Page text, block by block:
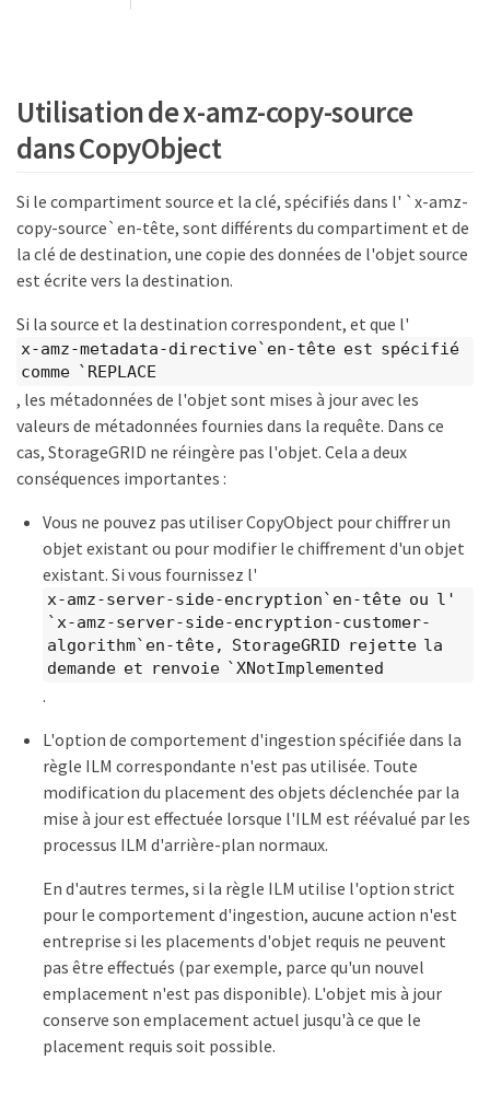
Utilisation de x-amz-copy-source
dans CopyObject
Si le compartiment source et la clé, spécifiés dans l' `x-amz-
copy-source`en-tête, sont différents du compartiment et de
la clé de destination, une copie des données de l'objet source
est écrite vers la destination.
Si la source et la destination correspondent, et que l'
x-amz-metadata-directive`en-tête est spécifié
comme `REPLACE
, les métadonnées de l'objet sont mises à jour avec les
valeurs de métadonnées fournies dans la requête. Dans ce
cas, StorageGRID ne réingère pas l'objet. Cela a deux
conséquences importantes :
Vous ne pouvez pas utiliser CopyObject pour chiffrer un
objet existant ou pour modifier le chiffrement d'un objet
existant. Si vous fournissez l'
x-amz-server-side-encryption`en-tête ou l'
`x-amz-server-side-encryption-customer-
algorithm`en-tête, StorageGRID rejette la
demande et renvoie `XNotImplemented
.
L'option de comportement d'ingestion spécifiée dans la
règle ILM correspondante n'est pas utilisée. Toute
modification du placement des objets déclenchée par la
mise à jour est effectuée lorsque l'ILM est réévalué par les
processus ILM d'arrière-plan normaux.
En d'autres termes, si la règle ILM utilise l'option strict
pour le comportement d'ingestion, aucune action n'est
entreprise si les placements d'objet requis ne peuvent
pas être effectués (par exemple, parce qu'un nouvel
emplacement n'est pas disponible). L'objet mis à jour
conserve son emplacement actuel jusqu'à ce que le
placement requis soit possible.